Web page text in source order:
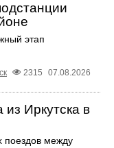
этап
2315 07.08.2026
из Иркутска в
поездов между